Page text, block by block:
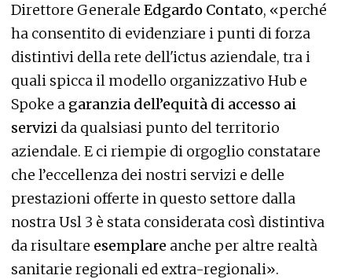
Direttore Generale Edgardo Contato, «perché
ha consentito di evidenziare i punti di forza
distintivi della rete dell'ictus aziendale, tra i
quali spicca il modello organizzativo Hub e
Spoke a garanzia dell’equità di accesso ai
servizi da qualsiasi punto del territorio
aziendale. E ci riempie di orgoglio constatare
che l’eccellenza dei nostri servizi e delle
prestazioni offerte in questo settore dalla
nostra Usl 3 è stata considerata così distintiva
da risultare esemplare anche per altre realtà
sanitarie regionali ed extra-regionali».